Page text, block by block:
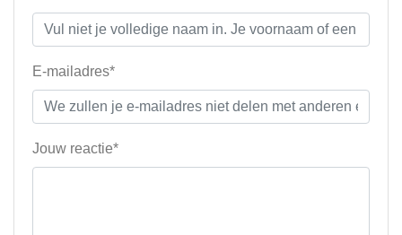
E-mailadres*
Jouw reactie*